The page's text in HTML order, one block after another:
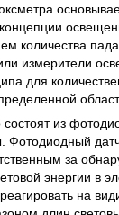
количества
измерители
для
из
Фотодиодный
за
энергии в
на